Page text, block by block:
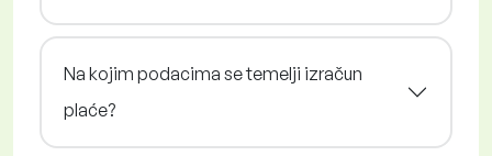
Na kojim podacima se temelji izračun
plaće?